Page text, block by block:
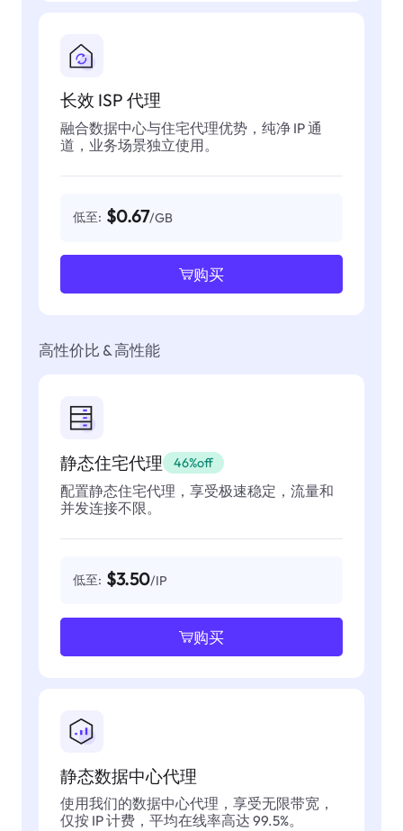
长效 ISP 代理
融合数据中心与住宅代理优势，纯净 IP 通
道，业务场景独立使用。
低至: $0.67/GB
购买
高性价比 & 高性能
静态住宅代理 46%off
配置静态住宅代理，享受极速稳定，流量和
并发连接不限。
低至: $3.50/IP
购买
静态数据中心代理
使用我们的数据中心代理，享受无限带宽，
仅按 IP 计费，平均在线率高达 99.5%。